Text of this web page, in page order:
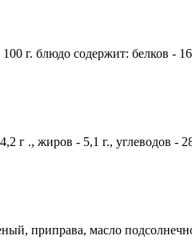
г. блюдо содержит: белков -
г ., жиров - 5,1 г., углеводов -
приправа, масло